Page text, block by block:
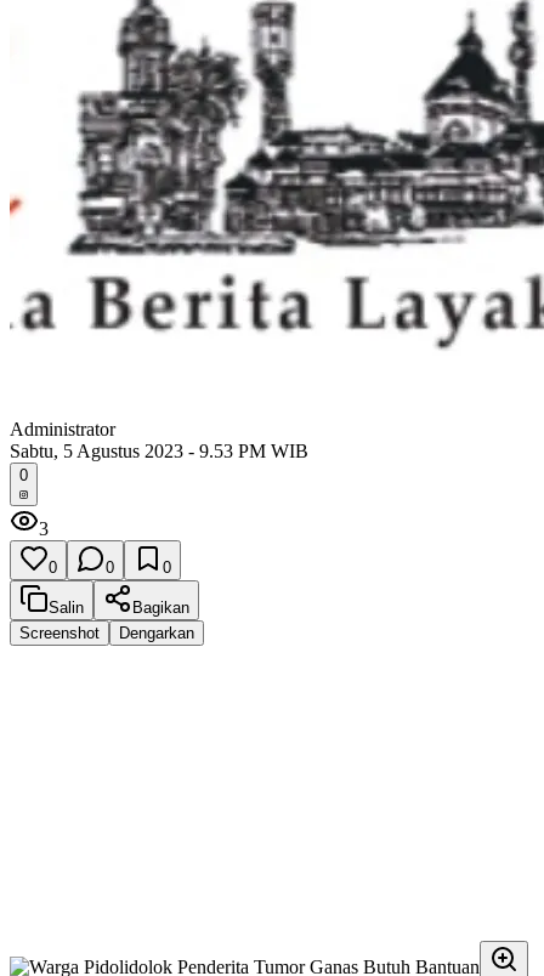
Administrator
Sabtu, 5 Agustus 2023 - 9.53 PM WIB
0
3
0 0 0
Salin
Bagikan
Screenshot
Dengarkan